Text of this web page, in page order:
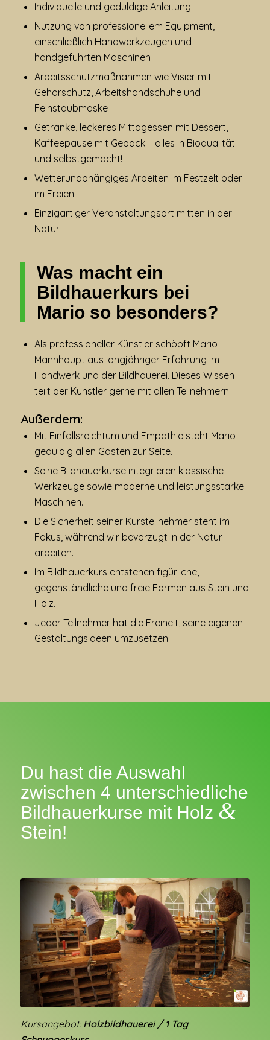
Individuelle und geduldige Anleitung
Nutzung von professionellem Equipment,
einschließlich Handwerkzeugen und
handgeführten Maschinen
Arbeitsschutzmaßnahmen wie Visier mit
Gehörschutz, Arbeitshandschuhe und
Feinstaubmaske
Getränke, leckeres Mittagessen mit Dessert,
Kaffeepause mit Gebäck – alles in Bioqualität
und selbstgemacht!
Wetterunabhängiges Arbeiten im Festzelt oder
im Freien
Einzigartiger Veranstaltungsort mitten in der
Natur
Was macht ein
Bildhauerkurs bei
Mario so besonders?
Als professioneller Künstler schöpft Mario
Mannhaupt aus langjähriger Erfahrung im
Handwerk und der Bildhauerei. Dieses Wissen
teilt der Künstler gerne mit allen Teilnehmern.
Außerdem:
Mit Einfallsreichtum und Empathie steht Mario
geduldig allen Gästen zur Seite.
Seine Bildhauerkurse integrieren klassische
Werkzeuge sowie moderne und leistungsstarke
Maschinen.
Die Sicherheit seiner Kursteilnehmer steht im
Fokus, während wir bevorzugt in der Natur
arbeiten.
Im Bildhauerkurs entstehen figürliche,
gegenständliche und freie Formen aus Stein und
Holz.
Jeder Teilnehmer hat die Freiheit, seine eigenen
Gestaltungsideen umzusetzen.
Du hast die Auswahl
zwischen 4 unterschiedliche
Bildhauerkurse mit Holz &
Stein!
Kursangebot: Holzbildhauerei / 1 Tag